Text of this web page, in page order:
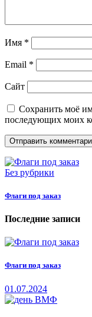
Имя *
Email *
Сайт
Сохранить моё
последующих моих
Без рубрики
Флаги под заказ
Последние записи
Флаги под заказ
01.07.2024